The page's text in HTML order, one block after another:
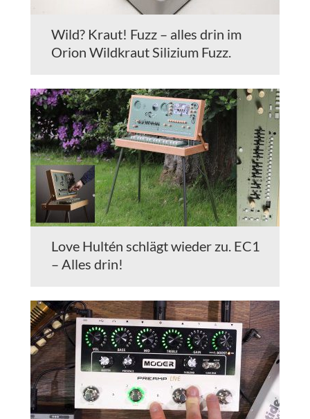
Wild? Kraut! Fuzz – alles drin im
Orion Wildkraut Silizium Fuzz.
Love Hultén schlägt wieder zu. EC1
– Alles drin!